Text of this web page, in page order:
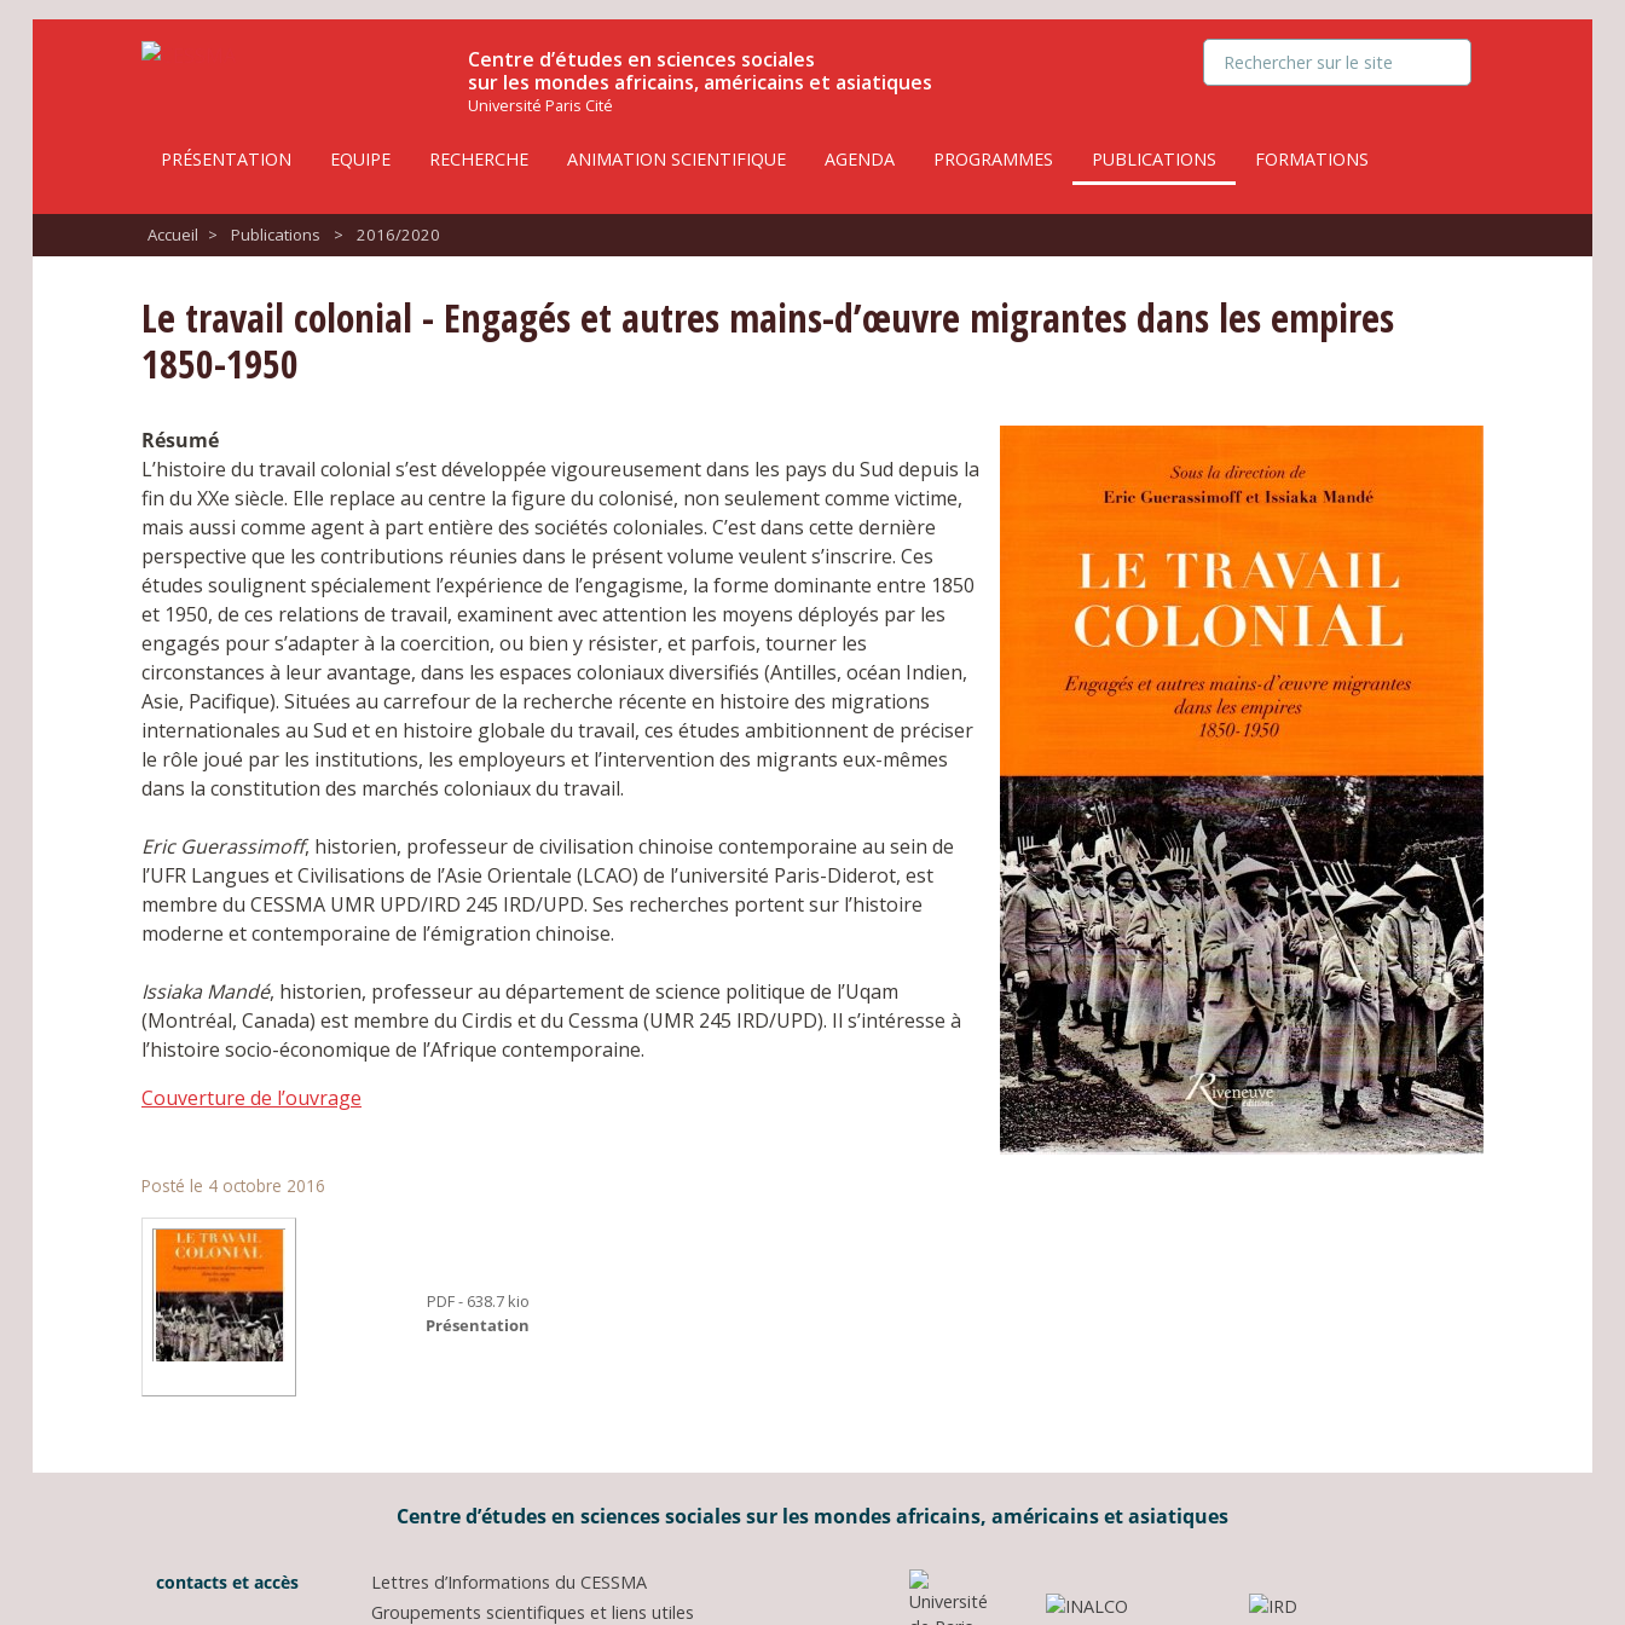
Centre d’études en sciences sociales
sur les mondes africains, américains et asiatiques
Université Paris Cité
PRÉSENTATION EQUIPE RECHERCHE ANIMATION SCIENTIFIQUE AGENDA PROGRAMMES PUBLICATIONS FORMATIONS
Accueil > Publications > 2016/2020
Le travail colonial - Engagés et autres mains-d’œuvre migrantes dans les empires
1850-1950
Résumé
L’histoire du travail colonial s’est développée vigoureusement dans les pays du Sud depuis la
fin du XXe siècle. Elle replace au centre la figure du colonisé, non seulement comme victime,
mais aussi comme agent à part entière des sociétés coloniales. C’est dans cette dernière
perspective que les contributions réunies dans le présent volume veulent s’inscrire. Ces
études soulignent spécialement l’expérience de l’engagisme, la forme dominante entre 1850
et 1950, de ces relations de travail, examinent avec attention les moyens déployés par les
engagés pour s’adapter à la coercition, ou bien y résister, et parfois, tourner les
circonstances à leur avantage, dans les espaces coloniaux diversifiés (Antilles, océan Indien,
Asie, Pacifique). Situées au carrefour de la recherche récente en histoire des migrations
internationales au Sud et en histoire globale du travail, ces études ambitionnent de préciser
le rôle joué par les institutions, les employeurs et l’intervention des migrants eux-mêmes
dans la constitution des marchés coloniaux du travail.
Eric Guerassimoff, historien, professeur de civilisation chinoise contemporaine au sein de
l’UFR Langues et Civilisations de l’Asie Orientale (LCAO) de l’université Paris-Diderot, est
membre du CESSMA UMR UPD/IRD 245 IRD/UPD. Ses recherches portent sur l’histoire
moderne et contemporaine de l’émigration chinoise.
Issiaka Mandé, historien, professeur au département de science politique de l’Uqam
(Montréal, Canada) est membre du Cirdis et du Cessma (UMR 245 IRD/UPD). Il s’intéresse à
l’histoire socio-économique de l’Afrique contemporaine.
Couverture de l’ouvrage
Posté le 4 octobre 2016
PDF - 638.7 kio
Présentation
Centre d’études en sciences sociales sur les mondes africains, américains et asiatiques
contacts et accès
Lettres d’Informations du CESSMA
Groupements scientifiques et liens utiles